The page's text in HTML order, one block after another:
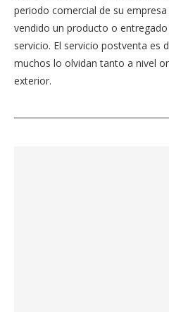
periodo comercial de su
vendido un producto o
servicio. El servicio postventa es
muchos lo olvidan tanto a nivel
exterior.